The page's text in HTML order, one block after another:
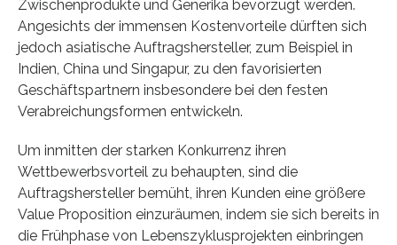
Zwischenprodukte und Generika bevorzugt werden.
Angesichts der immensen Kostenvorteile dürften sich
jedoch asiatische Auftragshersteller, zum Beispiel in
Indien, China und Singapur, zu den favorisierten
Geschäftspartnern insbesondere bei den festen
Verabreichungsformen entwickeln.
Um inmitten der starken Konkurrenz ihren
Wettbewerbsvorteil zu behaupten, sind die
Auftragshersteller bemüht, ihren Kunden eine größere
Value Proposition einzuräumen, indem sie sich bereits in
die Frühphase von Lebenszyklusprojekten einbringen